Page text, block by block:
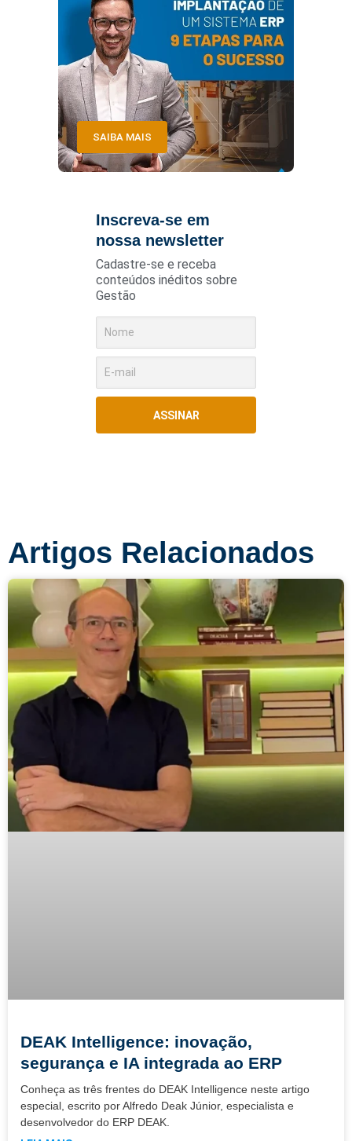
SAIBA MAIS
Inscreva-se em
nossa newsletter
Cadastre-se e receba
conteúdos inéditos sobre
Gestão
ASSINAR
Artigos Relacionados
DEAK Intelligence: inovação,
segurança e IA integrada ao ERP
Conheça as três frentes do DEAK Intelligence neste artigo
especial, escrito por Alfredo Deak Júnior, especialista e
desenvolvedor do ERP DEAK.